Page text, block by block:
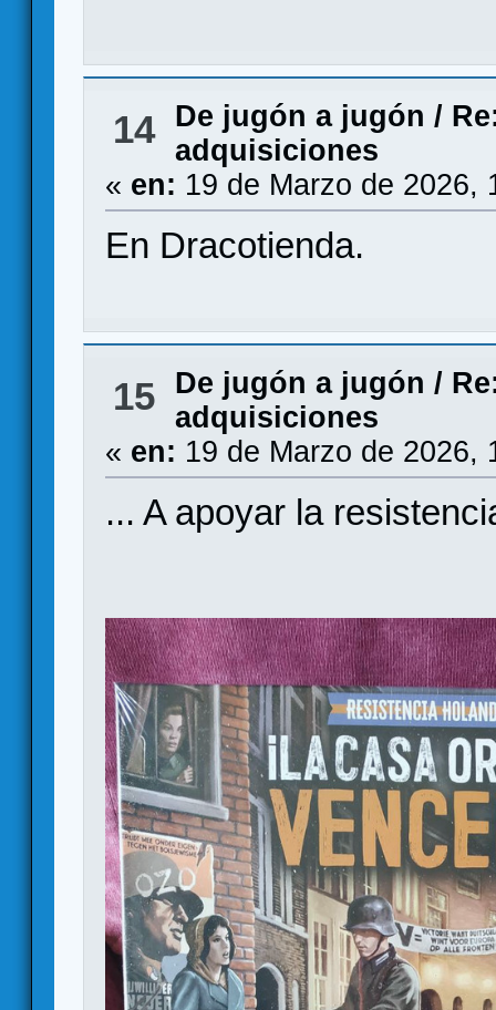
14 De jugón a jugón /
adquisiciones
« en: 19 de Marzo de 2026,
En Dracotienda.
15 De jugón a jugón /
adquisiciones
« en: 19 de Marzo de 2026,
... A apoyar la